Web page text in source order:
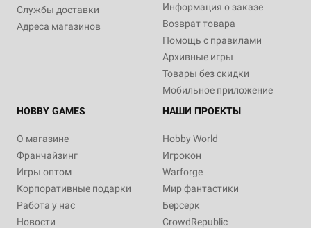
Службы доставки
Адреса магазинов
Информация о заказе
Возврат товара
Помощь с правилами
Архивные игры
Товары без скидки
Мобильное приложение
HOBBY GAMES
О магазине
Франчайзинг
Игры оптом
Корпоративные подарки
Работа у нас
Новости
НАШИ ПРОЕКТЫ
Hobby World
Игрокон
Warforge
Мир фантастики
Берсерк
CrowdRepublic